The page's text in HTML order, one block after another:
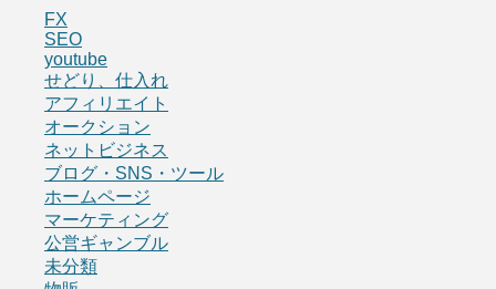
FX
SEO
youtube
せどり、仕入れ
アフィリエイト
オークション
ネットビジネス
ブログ・SNS・ツール
ホームページ
マーケティング
公営ギャンブル
未分類